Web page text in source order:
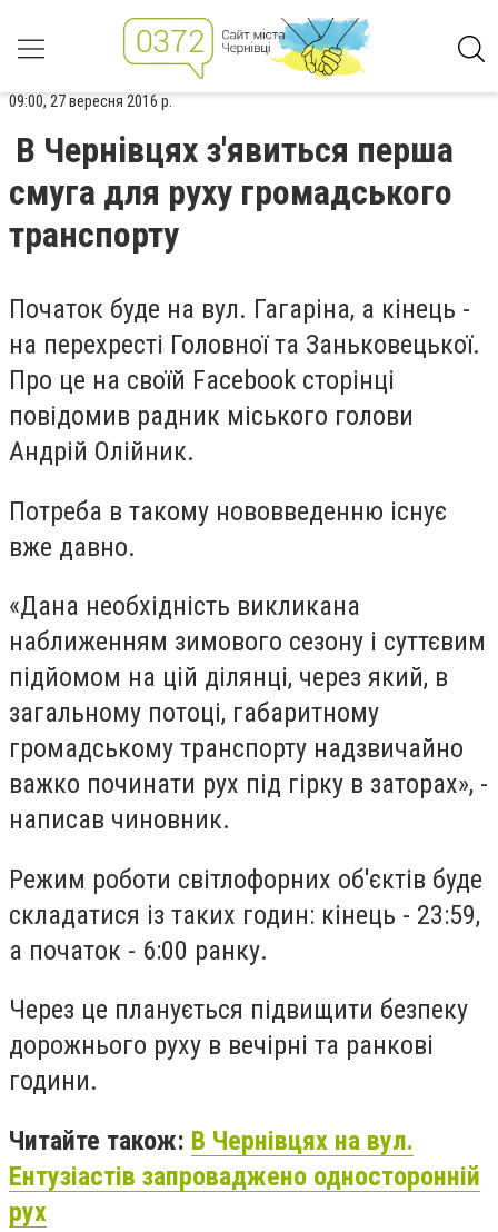
09:00, 27 вересня 2016 р.
В Чернівцях з'явиться перша
смуга для руху громадського
транспорту
Початок буде на вул. Гагаріна, а кінець -
на перехресті Головної та Заньковецької.
Про це на своїй Facebook сторінці
повідомив радник міського голови
Андрій Олійник.
Потреба в такому нововведенню існує
вже давно.
«Дана необхідність викликана
наближенням зимового сезону і суттєвим
підйомом на цій ділянці, через який, в
загальному потоці, габаритному
громадському транспорту надзвичайно
важко починати рух під гірку в заторах», -
написав чиновник.
Режим роботи світлофорних об'єктів буде
складатися із таких годин: кінець - 23:59,
а початок - 6:00 ранку.
Через це планується підвищити безпеку
дорожнього руху в вечірні та ранкові
години.
Читайте також: В Чернівцях на вул.
Ентузіастів запроваджено односторонній
рух